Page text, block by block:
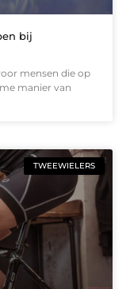
bij
mensen die op
manier van
TWEEWIELERS